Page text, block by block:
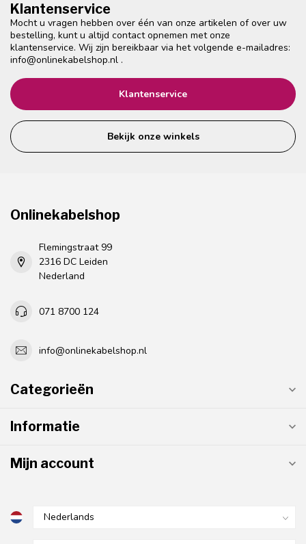
Klantenservice
Mocht u vragen hebben over één van onze artikelen of over uw
bestelling, kunt u altijd contact opnemen met onze
klantenservice. Wij zijn bereikbaar via het volgende e-mailadres:
info@onlinekabelshop.nl .
Klantenservice
Bekijk onze winkels
Onlinekabelshop
Flemingstraat 99
2316 DC Leiden
Nederland
071 8700 124
info@onlinekabelshop.nl
Categorieën
Informatie
Mijn account